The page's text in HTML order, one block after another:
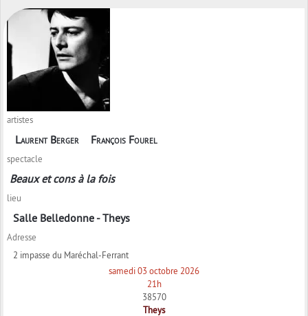
artistes
Laurent Berger François Fourel
spectacle
Beaux et cons à la fois
lieu
Salle Belledonne - Theys
Adresse
2 impasse du Maréchal-Ferrant
samedi 03 octobre 2026
21h
38570
Theys